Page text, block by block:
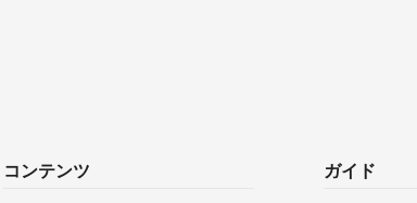
コンテンツ ガイド